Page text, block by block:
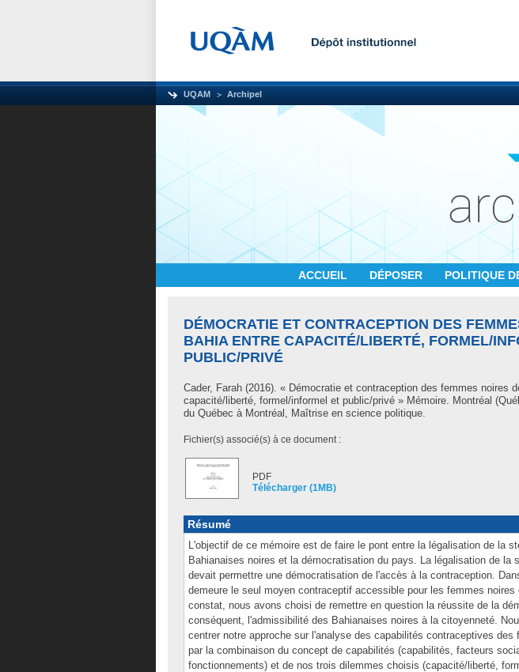
UQAM Archipel
ACCUEIL DÉPOSER POLITIQUE
DÉMOCRATIE ET CONTRACEPTION DES
BAHIA ENTRE CAPACITÉ/LIBERTÉ, FORMEL/
PUBLIC/PRIVÉ
Cader, Farah (2016). « Démocratie et contraception des femmes noires
capacité/liberté, formel/informel et public/privé » Mémoire. Montréal
du Québec à Montréal, Maîtrise en science politique.
Fichier(s) associé(s) à ce document :
PDF
Télécharger (1MB)
Résumé
L'objectif de ce mémoire est de faire le pont entre la légalisation de la
Bahianaises noires et la démocratisation du pays. La légalisation de la
devait permettre une démocratisation de l'accès à la contraception.
demeure le seul moyen contraceptif accessible pour les femmes
constat, nous avons choisi de remettre en question la réussite de la
conséquent, l'admissibilité des Bahianaises noires à la citoyenneté.
centrer notre approche sur l'analyse des capabilités contraceptives des
par la combinaison du concept de capabilités (capabilités, facteurs
fonctionnements) et de nos trois dilemmes choisis (capacité/liberté,